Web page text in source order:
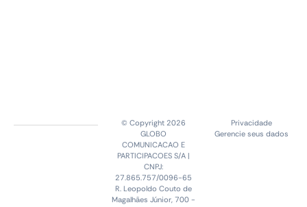
© Copyright 2026
GLOBO
COMUNICACAO E
PARTICIPACOES S/A |
CNPJ:
27.865.757/0096-65
R. Leopoldo Couto de
Magalhães Júnior, 700 -
Privacidade
Gerencie seus dados